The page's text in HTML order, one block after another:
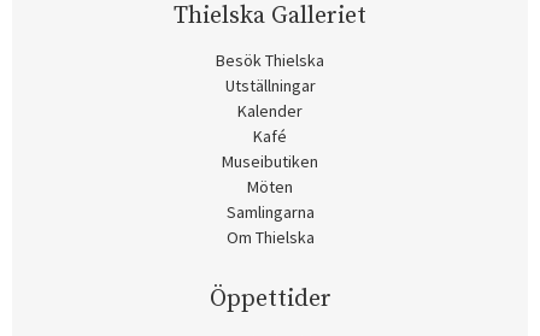
Thielska Galleriet
Besök Thielska
Utställningar
Kalender
Kafé
Museibutiken
Möten
Samlingarna
Om Thielska
Öppettider